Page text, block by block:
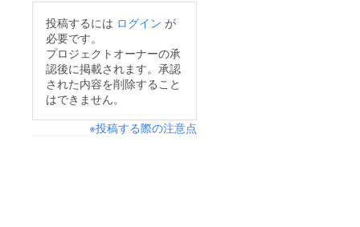
投稿するには ログイン が
必要です。
プロジェクトオーナーの承
認後に掲載されます。承認
された内容を削除すること
はできません。
※投稿する際の注意点